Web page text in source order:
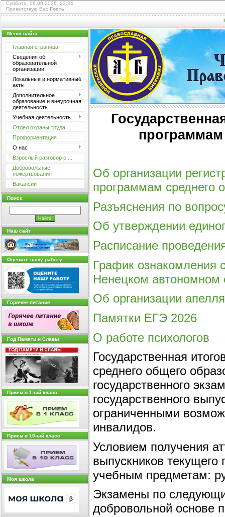
Суббота, 08.08.2026, 23:24
Приветствую Вас Гость
Меню сайта
Главная страница
Сведения об
образовательной
организации
Локальные и нормативные
акты
Дополнительное
образование и внеурочная
деятельность
Учебная деятельность
Отдел охраны труда
Профориентация
О нас
Взрослый разговор о ...
Добровольные
пожертвования
Вакансии
Поиск
Наш сайт
Оцените нашу работу
Горячее питание
Год Памяти и Cлавы
Прием в 1-ый класс
Прием в 10-ый класс
Моя школа
программам
Об организации
программам среднего
Разъяснения по
Об утверждении
Расписание
График ознакомления
Ненецком автономном
Об организации
Памятки ЕГЭ 2026
О работе психологов
Государственная
среднего общего
государственного
государственного
ограниченными
инвалидов.
Условием получения
выпускников
учебным предметам:
Экзамены по
добровольной основе